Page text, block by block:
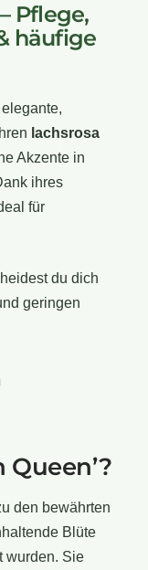
Pflege,
häufige
lachsrosa
Akzente in
ihres
für
du dich
geringen
Queen’?
den bewährten
Blüte
wurden. Sie